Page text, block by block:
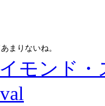
まりないね。
モンド・